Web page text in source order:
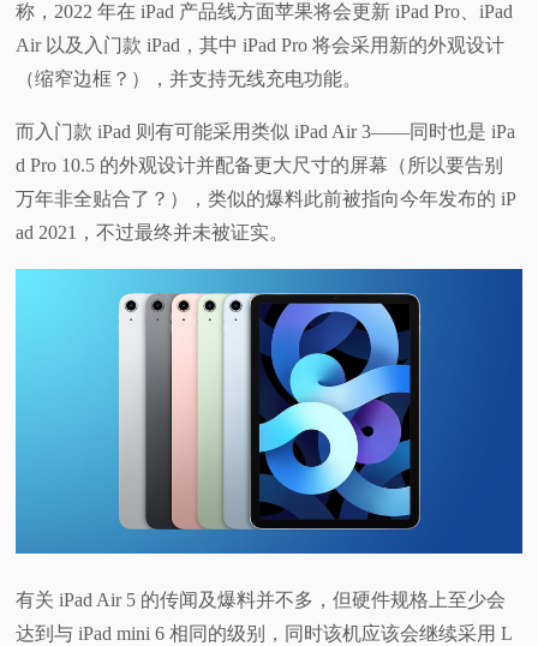
科
体
称，2022 年在 iPad 产品线方面苹果将会更新 iPad Pro、iPad
Air 以及入门款 iPad，其中 iPad Pro 将会采用新的外观设计
（缩窄边框？），并支持无线充电功能。
而入门款 iPad 则有可能采用类似 iPad Air 3——同时也是 iPa
d Pro 10.5 的外观设计并配备更大尺寸的屏幕（所以要告别
万年非全贴合了？），类似的爆料此前被指向今年发布的 iP
ad 2021，不过最终并未被证实。
有关 iPad Air 5 的传闻及爆料并不多，但硬件规格上至少会
达到与 iPad mini 6 相同的级别，同时该机应该会继续采用 L